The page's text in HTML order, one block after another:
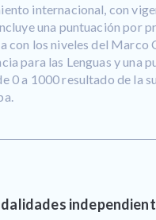
internacional, con
una puntuación por
con los niveles del Marco
para las Lenguas y una
0 a 1000 resultado de la